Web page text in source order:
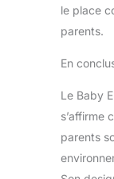
le place
parents.
En
Le Baby
s’affirme
parents